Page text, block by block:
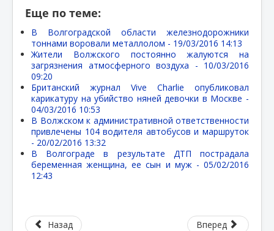
Еще по теме:
В Волгоградской области железнодорожники
тоннами воровали металлолом - 19/03/2016 14:13
Жители Волжского постоянно жалуются на
загрязнения атмосферного воздуха - 10/03/2016
09:20
Британский журнал Vive Charlie опубликовал
карикатуру на убийство няней девочки в Москве -
04/03/2016 10:53
В Волжском к административной ответственности
привлечены 104 водителя автобусов и маршруток
- 20/02/2016 13:32
В Волгограде в результате ДТП пострадала
беременная женщина, ее сын и муж - 05/02/2016
12:43
Назад Вперед